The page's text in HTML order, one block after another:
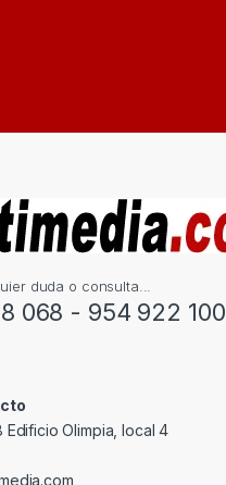
duda o consulta...
068 - 954 922 100
Edificio Olimpia, local 4